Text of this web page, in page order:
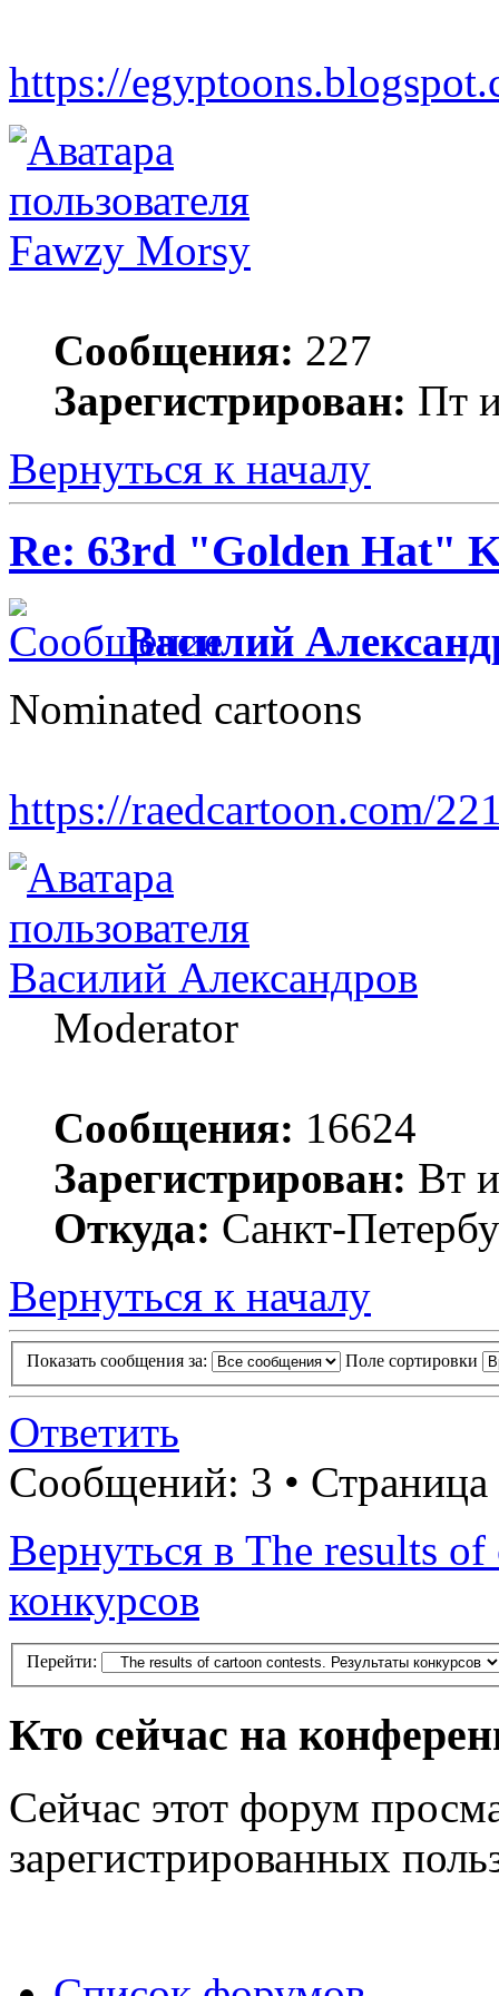
https://
Fawzy Morsy
Сообщения: 227
Зарегистрирован: Пт
Вернуться к началу
Re: 63rd "Golden Hat"
Василий
Nominated cartoons
https://raedcartoon.com/
Василий Александров
Moderator
Сообщения: 16624
Зарегистрирован: Вт
Откуда: Санкт-
Вернуться к началу
Показать сообщения за: Поле сортировки
Ответить
Сообщений: 3 • Страница
Вернуться в The results of
конкурсов
Перейти:
Кто сейчас на
Сейчас этот форум
зарегистрированных